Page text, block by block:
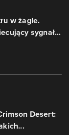
w żagle.
sygnał...
Desert: